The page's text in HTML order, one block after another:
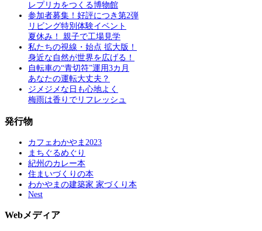
レプリカをつくる博物館
参加者募集！好評につき第2弾
リビング特別体験イベント
夏休み！ 親子で工場見学
私たちの視線・始点 拡大版！
身近な自然が世界を広げる！
自転車の“青切符”運用3カ月
あなたの運転大丈夫？
ジメジメな日も心地よく
梅雨は香りでリフレッシュ
発行物
カフェわかやま2023
まちぐるめぐり
紀州のカレー本
住まいづくりの本
わかやまの建築家 家づくり本
Nest
Webメディア